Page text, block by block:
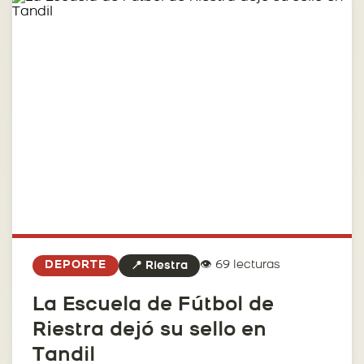
DEPORTE 📍 Riestra 👁️ 69 lecturas
La Escuela de Fútbol de
Riestra dejó su sello en
Tandil